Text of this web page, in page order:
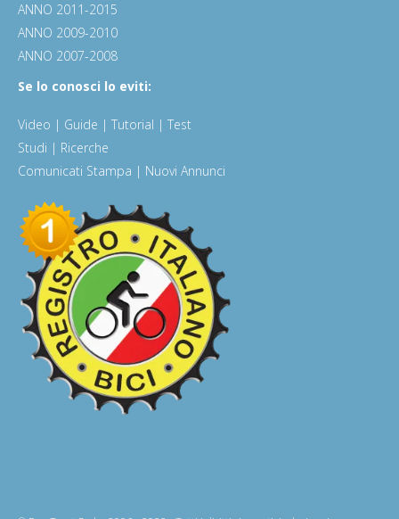
ANNO 2011-2015
ANNO 2009-2010
ANNO 2007-2008
Se lo conosci lo eviti:
Video | Guide | Tutorial | Test
Studi | Ricerche
Comunicati Stampa | Nuovi Annunci